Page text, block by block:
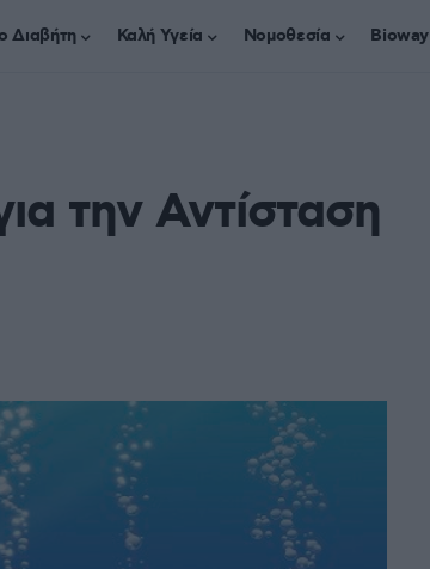
Διαβήτη Καλή Υγεία Νομοθεσία Bioway
την Αντίσταση